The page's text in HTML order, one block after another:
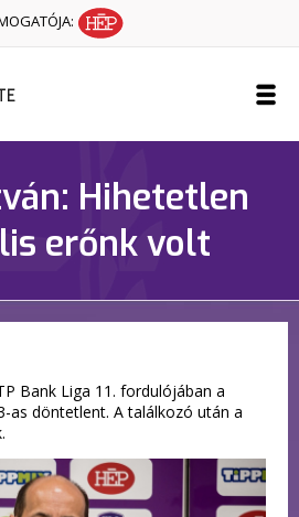
Hihetetlen
erőnk volt
Bank Liga 11. fordulójában a
as döntetlent. A találkozó után a